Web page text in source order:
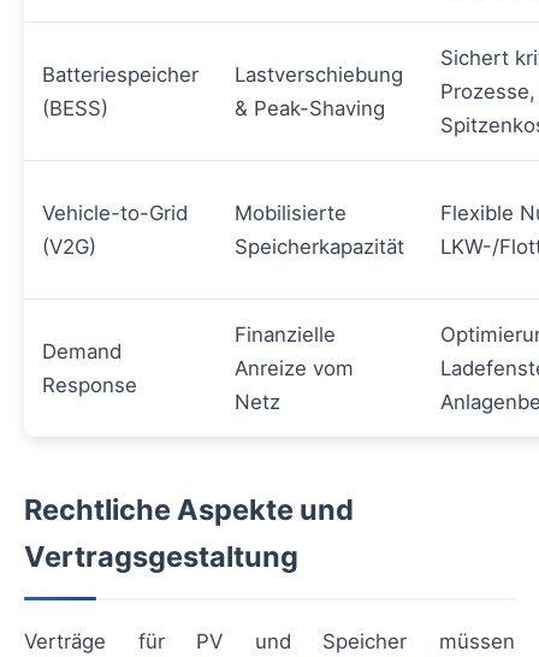
Batteriespeicher
(BESS)
Lastverschiebung
& Peak-Shaving
Sichert
Vehicle-to-Grid
(V2G)
Mobilisierte
Speicherkapazität
Flexible
LKW-/
Demand
Response
Finanzielle
Anreize vom
Netz
Rechtliche Aspekte und
Vertragsgestaltung
Verträge für PV und Speicher müssen